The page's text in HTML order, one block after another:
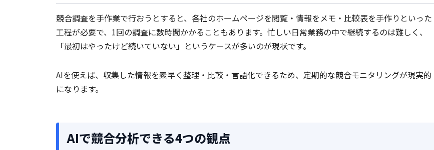
競合調査を手作業で行おうとすると、各社のホームページを閲覧・情報をメモ・比較表を手作りといった
工程が必要で、1回の調査に数時間かかることもあります。忙しい日常業務の中で継続するのは難しく、
「最初はやったけど続いていない」というケースが多いのが現状です。
AIを使えば、収集した情報を素早く整理・比較・言語化できるため、定期的な競合モニタリングが現実的
になります。
AIで競合分析できる4つの観点